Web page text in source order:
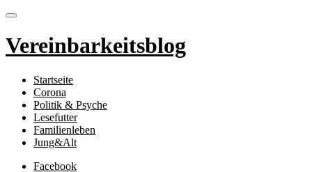
Vereinbarkeitsblog
Startseite
Corona
Politik & Psyche
Lesefutter
Familienleben
Jung&Alt
Facebook